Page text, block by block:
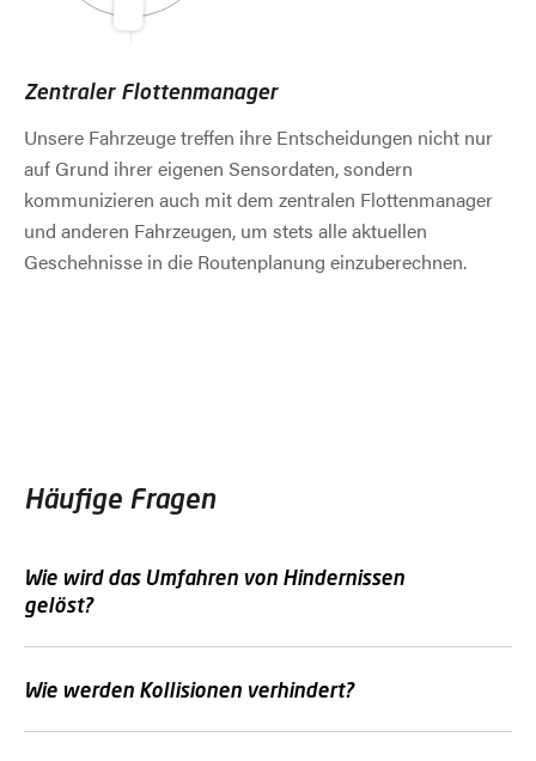
Zentraler Flottenmanager
Unsere Fahrzeuge treffen ihre Entscheidungen nicht nur
auf Grund ihrer eigenen Sensordaten, sondern
kommunizieren auch mit dem zentralen Flottenmanager
und anderen Fahrzeugen, um stets alle aktuellen
Geschehnisse in die Routenplanung einzuberechnen.
Häufige Fragen
Wie wird das Umfahren von Hindernissen
gelöst?
Wie werden Kollisionen verhindert?